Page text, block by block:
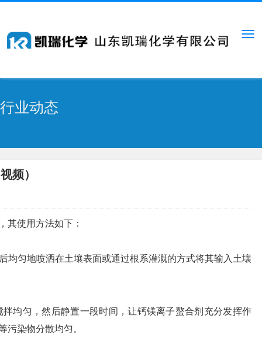
行业动态
频）
其使用方法如下：
均匀地喷洒在土壤表面或通过根系灌溉的方式将其输入土壤
均匀，然后静置一段时间，让钙镁离子螯合剂充分发挥作
污染物分散均匀。